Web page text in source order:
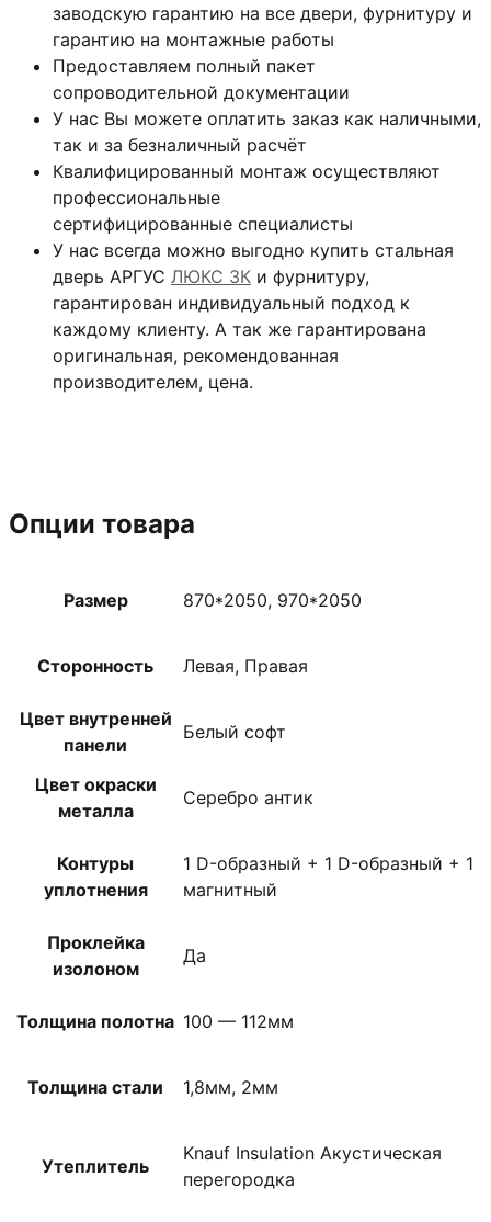
заводскую гарантию на все двери, фурнитуру и
гарантию на монтажные работы
Предоставляем полный пакет
сопроводительной документации
У нас Вы можете оплатить заказ как наличными,
так и за безналичный расчёт
Квалифицированный монтаж осуществляют
профессиональные
сертифицированные специалисты
У нас всегда можно выгодно купить стальная
дверь АРГУС ЛЮКС 3К и фурнитуру,
гарантирован индивидуальный подход к
каждому клиенту. А так же гарантирована
оригинальная, рекомендованная
производителем, цена.
Опции товара
Размер 870*2050, 970*2050
Сторонность Левая, Правая
Цвет внутренней
панели
Белый софт
Цвет окраски
металла
Серебро антик
Контуры
уплотнения
1 D-образный + 1 D-образный + 1
магнитный
Проклейка
изолоном
Да
Толщина полотна 100 — 112мм
Толщина стали 1,8мм, 2мм
Утеплитель
Knauf Insulation Акустическая
перегородка